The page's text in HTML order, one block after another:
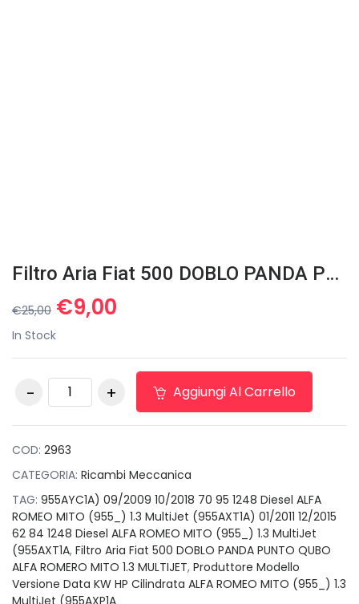
Filtro Aria Fiat 500 DOBLO PANDA PUNTO QUBO ALFA ROMERO MITO 1.3 MULTIJET
€25,00 Il
prezzo
originale
€25,00.
€9,00
€9,00.
In Stock
Filtro Aria Fiat 500
DOBLO PANDA
MULTIJET quantità
Aggiungi Al Carrello
COD: 2963
CATEGORIA: Ricambi Meccanica
TAG: 955AYC1A) 09/2009 10/2018 70 95 1248 Diesel ALFA
ROMEO MITO (955_) 1.3 MultiJet (955AXT1A) 01/2011 12/2015
62 84 1248 Diesel ALFA ROMEO MITO (955_) 1.3 MultiJet
(955AXT1A, Filtro Aria Fiat 500 DOBLO PANDA PUNTO QUBO
ALFA ROMERO MITO 1.3 MULTIJET, Produttore Modello
Versione Data KW HP Cilindrata ALFA ROMEO MITO (955_) 1.3
MultiJet (955AXP1A